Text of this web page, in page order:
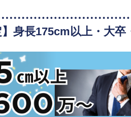
】身長175cm以上・大